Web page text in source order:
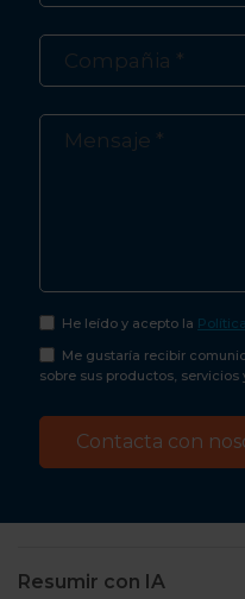
He leído y acepto la
Me gustaría recibir
sobre sus productos, servicios
Resumir con IA